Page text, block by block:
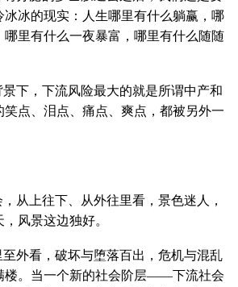
冰冰的现实：人生哪里有什么躺赢，哪
哪里有什么一夜暴富，哪里有什么随随
下，下流风险最大的就是所谓中产和
点、泪点、痛点、爽点，都被另外一
从上往下、从外往里看，景色迷人，
风景这边独好。
至外看，破坏与堕落百出，危机与混乱
楼。当一个新的社会阶层——下流社会